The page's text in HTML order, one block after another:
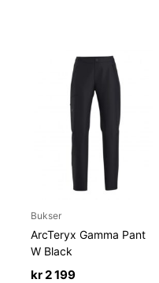
Bukser
ArcTeryx Gamma Pant
W Black
kr2 199